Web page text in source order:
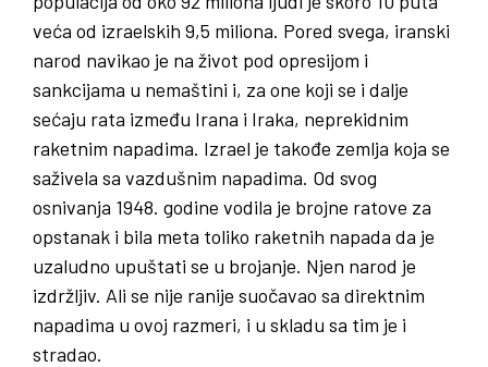
veća od izraelskih 9,5 miliona. Pored svega, iranski
narod navikao je na život pod opresijom i
sankcijama u nemaštini i, za one koji se i dalje
sećaju rata između Irana i Iraka, neprekidnim
raketnim napadima. Izrael je takođe zemlja koja se
saživela sa vazdušnim napadima. Od svog
osnivanja 1948. godine vodila je brojne ratove za
opstanak i bila meta toliko raketnih napada da je
uzaludno upuštati se u brojanje. Njen narod je
izdržljiv. Ali se nije ranije suočavao sa direktnim
napadima u ovoj razmeri, i u skladu sa tim je i
stradao.